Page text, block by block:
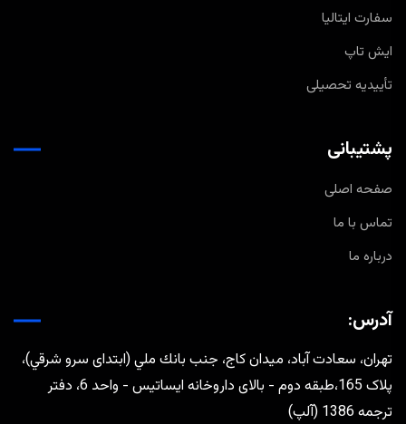
سفارت ایتالیا
ایش تاپ
تأییدیه تحصیلی
پشتیبانی
صفحه اصلی
تماس با ما
درباره ما
آدرس:
تهران، سعادت آباد، ميدان كاج، جنب بانك ملي (ابتدای سرو شرقي)،
پلاک 165،طبقه دوم - بالای داروخانه ایساتیس - واحد 6، دفتر
ترجمه 1386 (آلپ)